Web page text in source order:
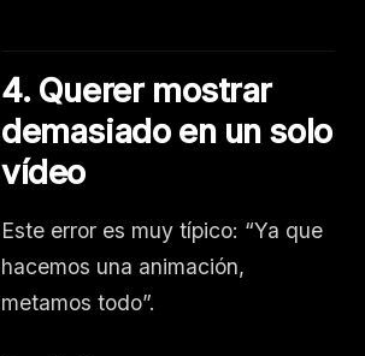
4. Querer mostrar
demasiado en un solo
vídeo
Este error es muy típico: “Ya que
hacemos una animación,
metamos todo”.